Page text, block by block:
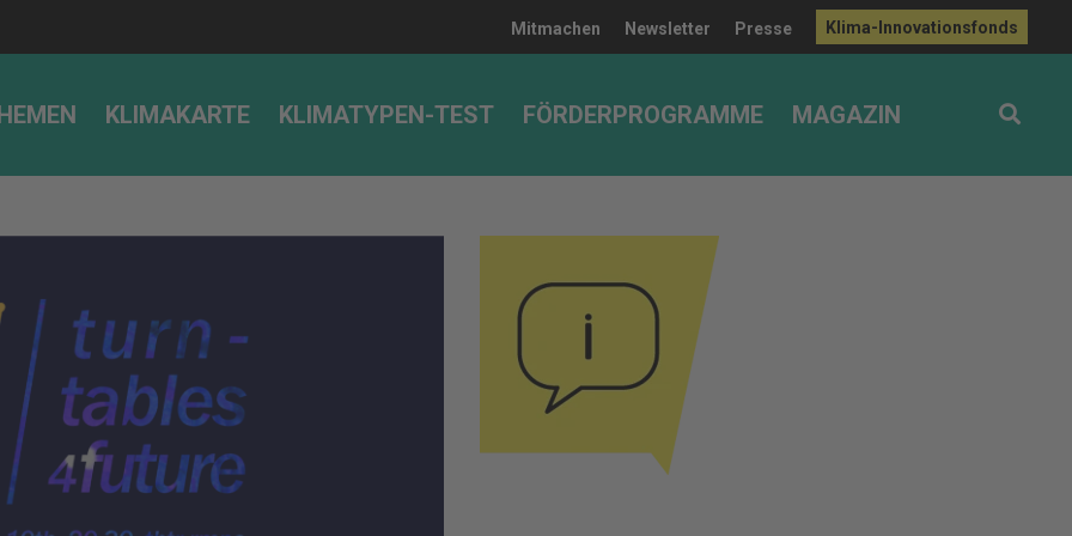
Mitmachen Newsletter Presse Klima-Innovationsfonds
KLIMAKARTE KLIMATYPEN-TEST FÖRDERPROGRAMME MAGAZIN